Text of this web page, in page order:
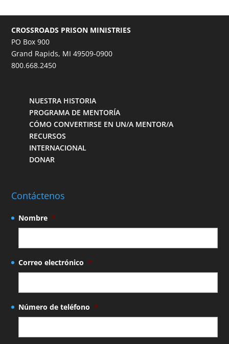
CROSSROADS PRISON MINISTRIES
PO Box 900
Grand Rapids, MI 49509-0900
800.668.2450
NUESTRA HISTORIA
PROGRAMA DE MENTORÍA
CÓMO CONVERTIRSE EN UN/A MENTOR/A
RECURSOS
INTERNACIONAL
DONAR
Contáctenos
Nombre *
Correo electrónico *
Número de teléfono *